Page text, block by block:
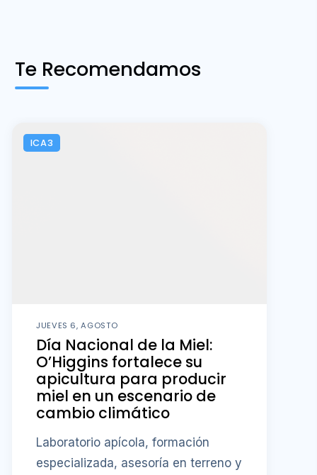
Te Recomendamos
ICA3
JUEVES 6, AGOSTO
Día Nacional de la Miel:
O’Higgins fortalece su
apicultura para producir
miel en un escenario de
cambio climático
Laboratorio apícola, formación
especializada, asesoría en terreno y